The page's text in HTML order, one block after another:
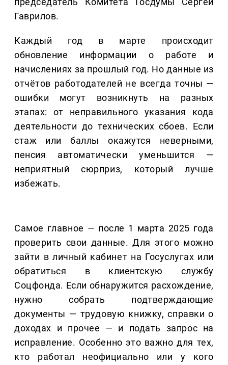
Гаврилов.
Каждый год в марте происходит
обновление информации о работе и
начислениях за прошлый год. Но данные из
отчётов работодателей не всегда точны —
ошибки могут возникнуть на разных
этапах: от неправильного указания кода
деятельности до технических сбоев. Если
стаж или баллы окажутся неверными,
пенсия автоматически уменьшится —
неприятный сюрприз, который лучше
избежать.
Самое главное — после 1 марта 2025 года
проверить свои данные. Для этого можно
зайти в личный кабинет на Госуслугах или
обратиться в клиентскую службу
Соцфонда. Если обнаружится расхождение,
нужно собрать подтверждающие
документы — трудовую книжку, справки о
доходах и прочее — и подать запрос на
исправление. Особенно это важно для тех,
кто работал неофициально или у кого